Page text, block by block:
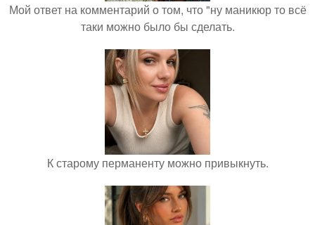
Мой ответ на комментарий о том, что "ну маникюр то всё
таки можно было бы сделать.
К старому перманенту можно привыкнуть.